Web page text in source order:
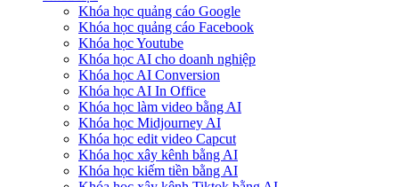
Khóa học quảng cáo Google
Khóa học quảng cáo Facebook
Khóa học Youtube
Khóa học AI cho doanh nghiệp
Khóa học AI Conversion
Khóa học AI In Office
Khóa học làm video bằng AI
Khóa học Midjourney AI
Khóa học edit video Capcut
Khóa học xây kênh bằng AI
Khóa học kiếm tiền bằng AI